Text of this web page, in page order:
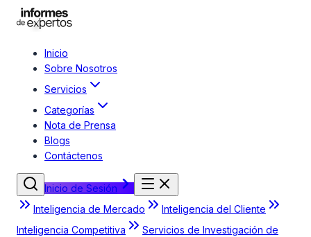
Inicio
Sobre Nosotros
Servicios
Categorías
Nota de Prensa
Blogs
Contáctenos
Inicio de Sesión
Inteligencia de Mercado
Inteligencia del Cliente
Inteligencia Competitiva
Servicios de Investigación de